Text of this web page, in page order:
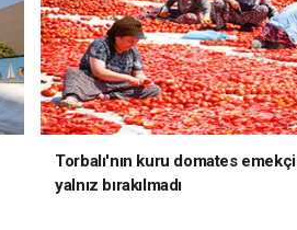
Torbalı'nın kuru domates
yalnız bırakılmadı